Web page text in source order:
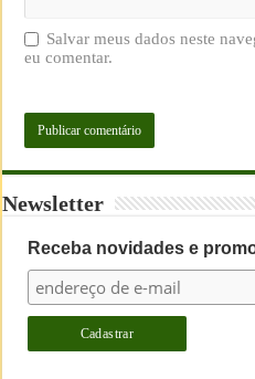
Salvar meus dados neste
eu comentar.
Newsletter
Receba novidades e